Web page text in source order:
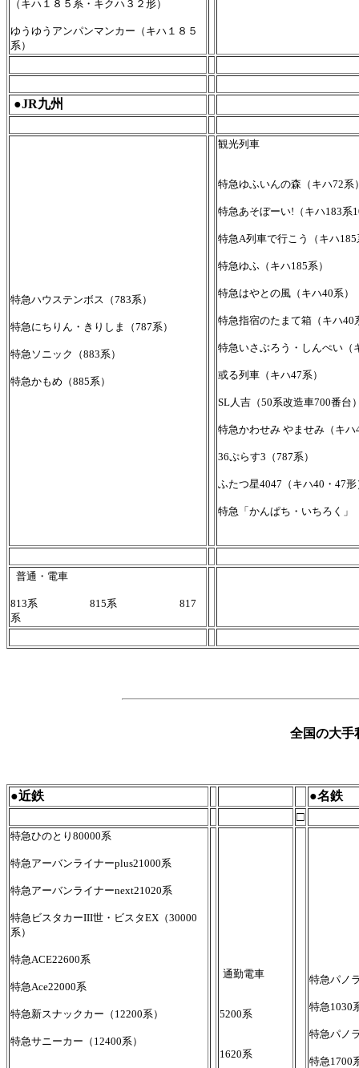
（キハ１８５系・キクハ３２形）
ゆうゆうアンパンマンカー（キハ１８５
系）
●JR九州
特急ハウステンボス（783系）
特急にちりん・きりしま（787系）
特急ソニック（883系）
特急かもめ（885系）
観光列車
特急ゆふいんの森（キハ72系
特急あそぼーい!（キハ183系
特急A列車で行こう（キハ185
特急ゆふ（キハ185系）
特急はやとの風（キハ40系）
特急指宿のたまて箱（キハ40
特急いさぶろう・しんぺい
或る列車（キハ47系）
SL人吉（50系改造車700番台
特急かわせみ やませみ（キハ
36ぷらす3（787系）
ふたつ星4047（キハ40・47
特急「かんぱち・いちろく」
普通・電車
813系 815系 817
系
全国の大手
●近鉄
●名鉄
□
特急ひのとり80000系
特急アーバンライナーplus21000系
特急アーバンライナーnext21020系
特急ビスタカーIII世・ビスタEX（30000
系）
特急ACE22600系
特急Ace22000系
特急新スナックカー（12200系）
特急サニーカー（12400系）
通勤電車
5200系
1620系
特急パノ
特急1030
特急パノ
特急1700